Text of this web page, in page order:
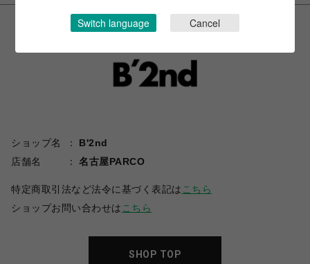
ショップ名
B'2nd
店舗名
名古屋PARCO
特定商取引法など法令に基づく表記は こちら
ショップお問い合わせは こちら
SHOP TOP
Switch language Cancel